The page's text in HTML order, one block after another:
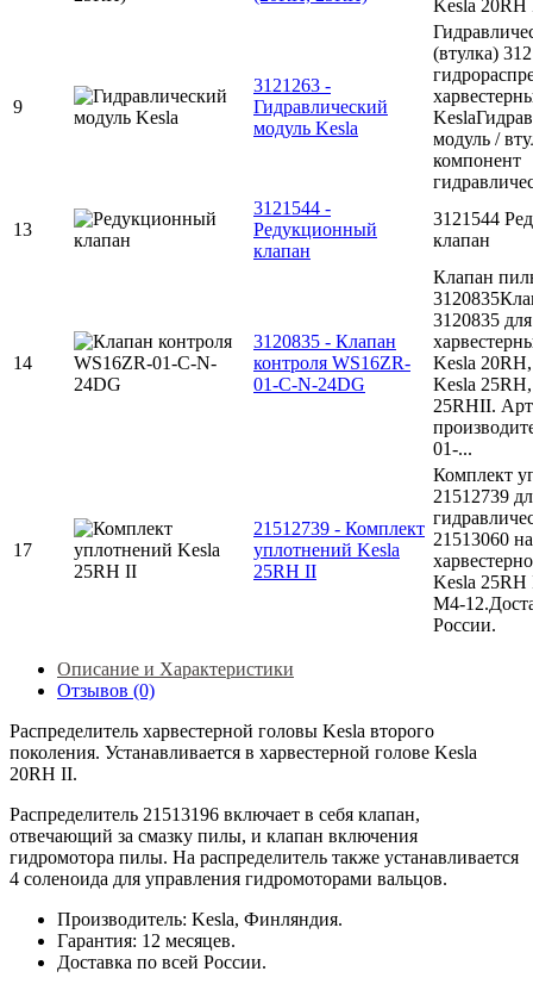
Kesla
9
3121263 -
Гидравлический
модуль Kesla
(втулка)
модуль /
компонент
13
3121544 -
Редукционный
клапан
3121544
клапан
14
3120835 - Клапан
контроля WS16ZR-
01-C-N-24DG
Клапан
3120835 для
Kesla
Kesla 25RH,
25RHII.
01-...
17
21512739 - Комплект
уплотнений Kesla
25RH II
Комплект
21512739
21513060 на
Kesla
М4-
России.
Описание и Характеристики
Отзывов (0)
Распределитель харвестерной головы Kesla второго
поколения. Устанавливается в харвестерной голове Kesla
20RH II.
Распределитель 21513196 включает в себя клапан,
отвечающий за смазку пилы, и клапан включения
гидромотора пилы. На распределитель также устанавливается
4 соленоида для управления гидромоторами вальцов.
Производитель: Kesla, Финляндия.
Гарантия: 12 месяцев.
Доставка по всей России.